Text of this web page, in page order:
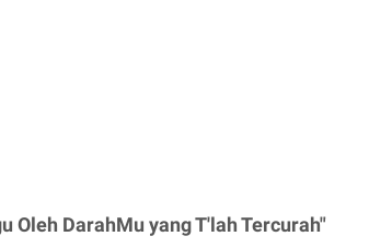
Oleh DarahMu yang T'lah Tercurah"